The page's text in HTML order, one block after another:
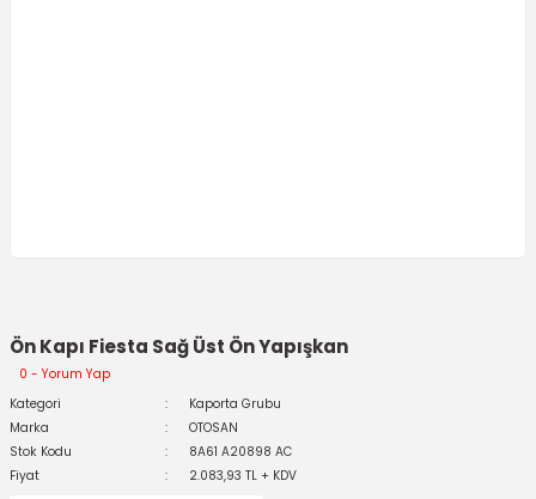
Ön Kapı Fiesta Sağ Üst Ön Yapışkan
0 - Yorum Yap
Kategori
Kaporta Grubu
Marka
OTOSAN
Stok Kodu
8A61 A20898 AC
Fiyat
2.083,93 TL + KDV